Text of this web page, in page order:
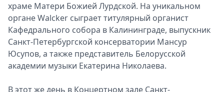
храме Матери Божией Лурдской. На уникальном
органе Walcker сыграет титулярный органист
Кафедрального собора в Калининграде, выпускник
Санкт-Петербургской консерватории Мансур
Юсупов, а также представитель Белорусской
академии музыки Екатерина Николаева.
В этот же день в Концертном зале Санкт-